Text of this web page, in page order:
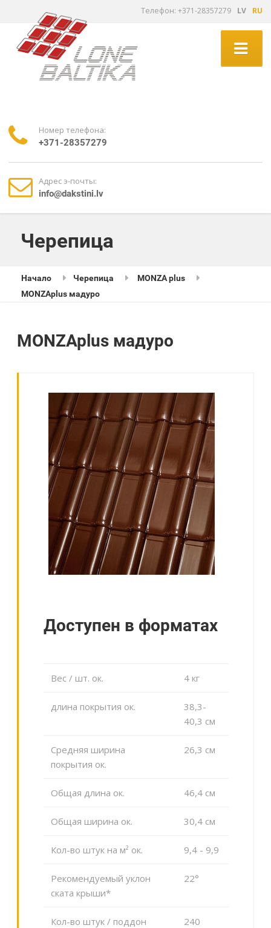
Tелефон: +371-28357279 LV RU
Номер телефона:
+371-28357279
Адрес э-почты:
info@dakstini.lv
Черепица
Начало Черепица
MONZA plus
MONZAplus мадуро
MONZAplus мадуро
Доступен в форматах
Вес / шт. ок. 4 кг
длина покрытия ок.
38,3-
40,3 cм
Средняя ширина
покрытия ок.
26,3 cм
Общая длина ок. 46,4 cм
Общая ширина ок. 30,4 cм
Кол-во штук на м² ок. 9,4 - 9,9
Рекомендуемый уклон
ската крыши*
22°
Кол-во штук / поддон 240